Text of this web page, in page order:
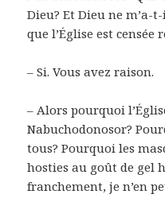
Dieu? Et Dieu ne m’a-
que l’Église est censée
– Si. Vous avez raison.
– Alors pourquoi
Nabuchodonosor?
tous? Pourquoi les
hosties au goût de gel
franchement, je n’en